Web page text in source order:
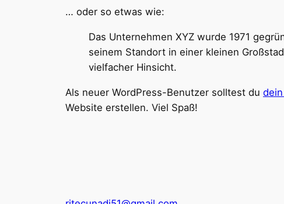
… oder so etwas wie:
Das Unternehmen XYZ wurde 1971
seinem Standort in einer kleinen
vielfacher Hinsicht.
Als neuer WordPress-Benutzer solltest du
Website erstellen. Viel Spaß!